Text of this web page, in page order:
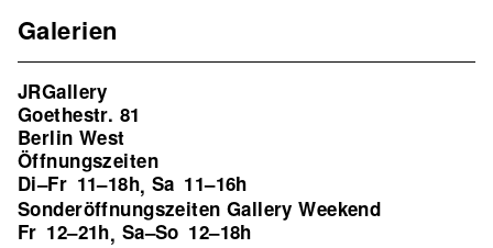
Galerien
JRGallery
Goethestr. 81
Berlin West
Öffnungszeiten
Di–Fr 11–18h, Sa 11–16h
Sonderöffnungszeiten Gallery Weekend
Fr 12–21h, Sa–So 12–18h